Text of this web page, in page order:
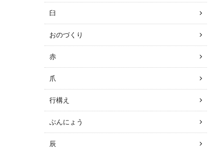
臼
おのづくり
赤
爪
行構え
ぶんにょう
辰